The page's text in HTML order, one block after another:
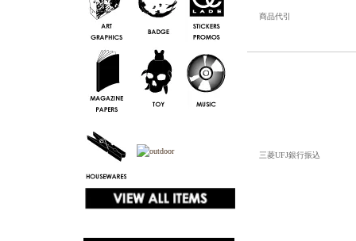
商品代引
三菱UFJ銀行振込